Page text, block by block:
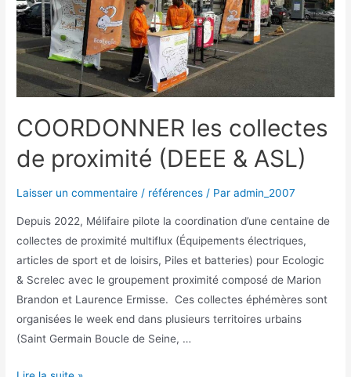
COORDONNER les collectes
de proximité (DEEE & ASL)
Laisser un commentaire / références / Paradmin_2007
Depuis 2022, Mélifaire pilote la coordination d’une centaine de
collectes de proximité multiflux (Équipements électriques,
articles de sport et de loisirs, Piles et batteries) pour Ecologic
& Screlec avec le groupement proximité composé de Marion
Brandon et Laurence Ermisse. Ces collectes éphémères sont
organisées le week end dans plusieurs territoires urbains
(Saint Germain Boucle de Seine, …